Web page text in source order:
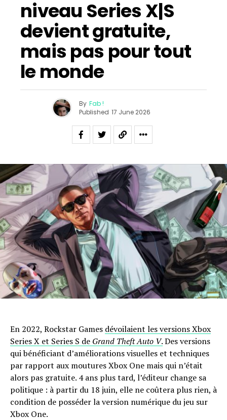
niveau Series X|S
devient gratuite,
mais pas pour tout
le monde
By Fab !
Published 17 June 2026
En 2022, Rockstar Games dévoilaient les versions Xbox
Series X et Series S de Grand Theft Auto V.Des versions
qui bénéficiant d’améliorations visuelles et techniques
par rapport aux moutures Xbox One mais qui n’était
alors pas gratuite. 4 ans plus tard, l’éditeur change sa
politique : à partir du 18 juin, elle ne coûtera plus rien, à
condition de posséder la version numérique du jeu sur
Xbox One.